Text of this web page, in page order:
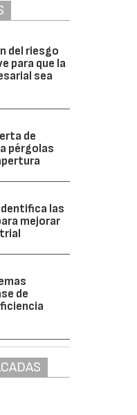
del riesgo
para que la
sea
de
pérgolas
las
mejorar
de